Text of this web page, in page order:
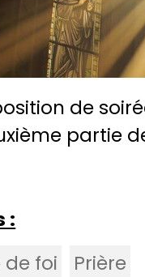
de
partie
:
foi
Prière